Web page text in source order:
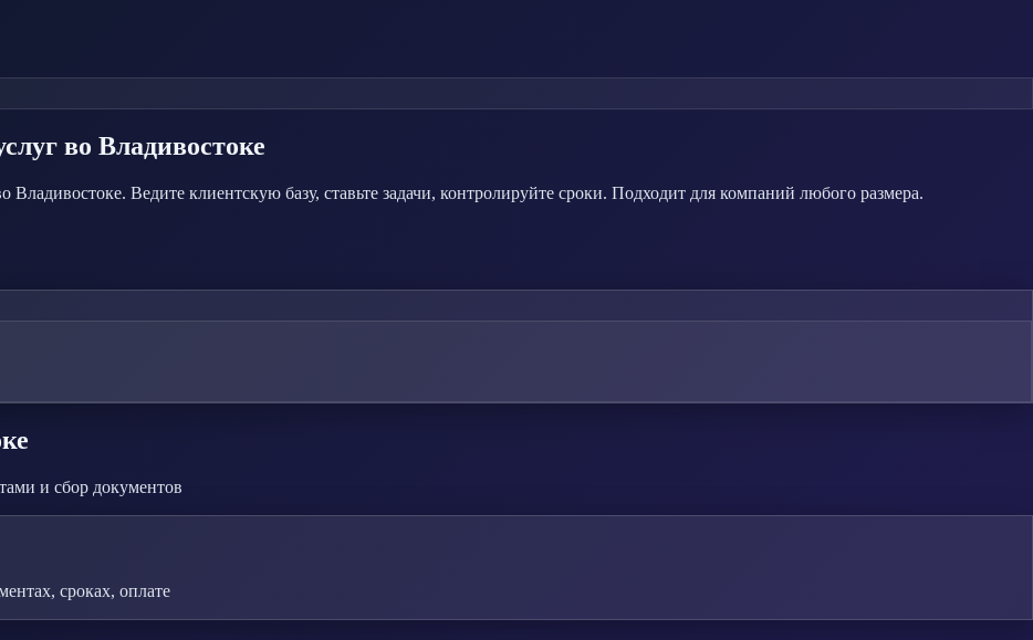
во Владивостоке
Ведите клиентскую базу, ставьте задачи, контролируйте сроки. Подходит для компаний любого размера.
и сбор документов
сроках, оплате